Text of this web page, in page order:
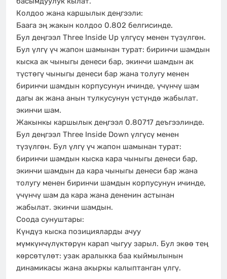
Колдоо жана каршылык деңгээли:
Баага эң жакын колдоо 0.802 белгисинде.
Бул деңгээл Three Inside Up үлгүсү менен түзүлгөн.
Бул үлгү үч жапон шамынан турат: биринчи шамдын
кыска ак чыныгы денеси бар, экинчи шамдын ак
түстөгү чыныгы денеси бар жана толугу менен
биринчи шамдын корпусунун ичинде, үчүнчү шам
дагы ак жана анын тулкусунун үстүндө жабылат.
экинчи шам.
Жакынкы каршылык деңгээл 0.80717 деъгээлинде.
Бул деңгээл Three Inside Down үлгүсү менен
түзүлгөн. Бул үлгү үч жапон шамынан турат:
биринчи шамдын кыска кара чыныгы денеси бар,
экинчи шамдын да кара чыныгы денеси бар жана
толугу менен биринчи шамдын корпусунун ичинде,
үчүнчү шам да кара жана дененин астынан
жабылат. экинчи шамдын.
Соода сунуштары:
Күндүз кыска позицияларды ачуу
мүмкүнчүлүктөрүн карап чыгуу зарыл. Бул экөө тең
көрсөтүлөт: узак аралыкка баа кыймылынын
динамикасы жана акыркы калыптанган үлгү.